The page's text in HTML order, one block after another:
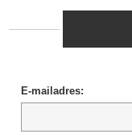
E-mailadres: